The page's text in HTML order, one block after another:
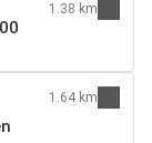
1.38 km
1.64 km